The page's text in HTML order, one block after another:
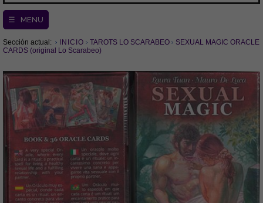
☰ MENU
Sección actual: INICIO TAROTS LO SCARABEO
SEXUAL MAGIC ORACLE
CARDS (original Lo Scarabeo)